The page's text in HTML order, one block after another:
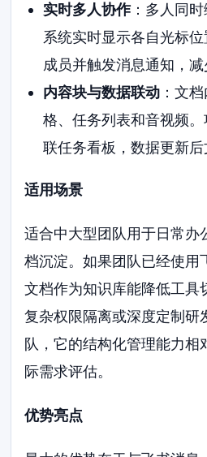
实时多人协作：多人同时
系统实时显示各自光标
成员并触发消息通知，减
内容块与数据联动：文
格、任务列表和音视频
联任务看板，数据更新后
适用场景
适合中大型团队用于日常办
档沉淀。如果团队已经使用
文档作为知识库能降低工具
复杂权限隔离或深度定制研
队，它的结构化管理能力相
际需求评估。
优势亮点